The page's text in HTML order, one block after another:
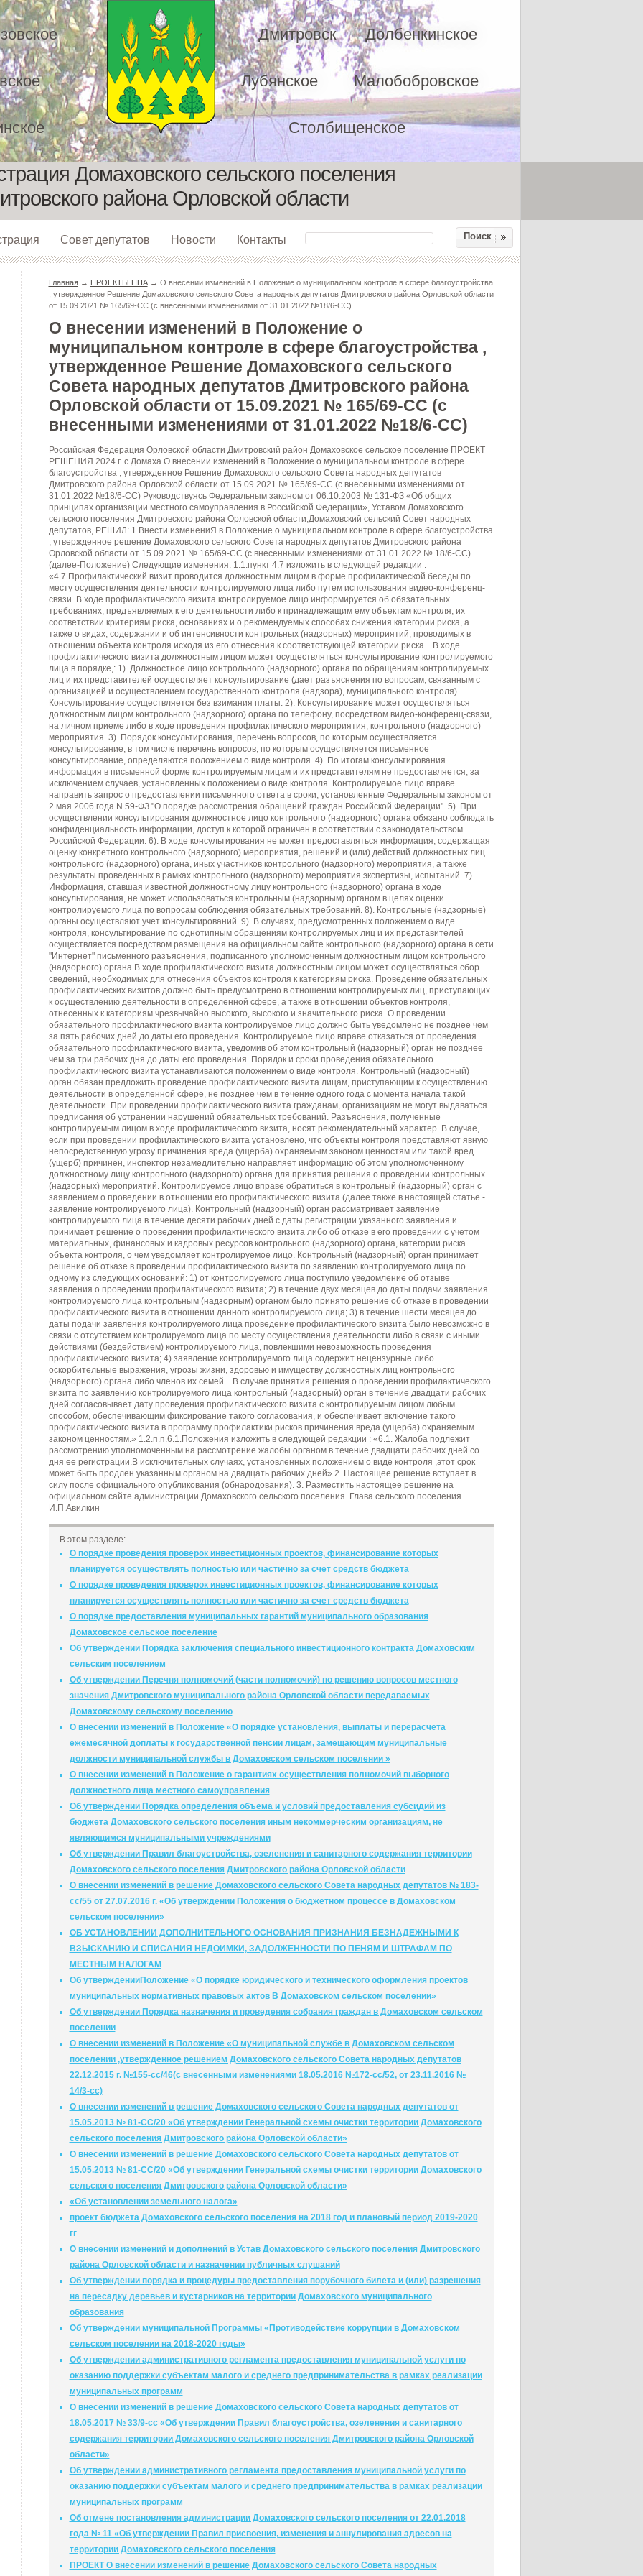
Дмитровск Долбенкинское
Лубянское Малобобровское
Столбищенское
Совет депутатов Новости Контакты
Домаховского сельского поселения
района Орловской области
Поиск
Главная→ ПРОЕКТЫ НПА→ О внесении изменений в Положение о муниципальном контроле в сфере благоустройства
, утвержденное Решение Домаховского сельского Совета народных депутатов Дмитровского района Орловской области
от 15.09.2021 № 165/69-СС (с внесенными изменениями от 31.01.2022 №18/6-СС)
О внесении изменений в Положение о
муниципальном контроле в сфере благоустройства ,
утвержденное Решение Домаховского сельского
Совета народных депутатов Дмитровского района
Орловской области от 15.09.2021 № 165/69-СС (с
внесенными изменениями от 31.01.2022 №18/6-СС)
Российская Федерация Орловской области Дмитровский район Домаховское сельское поселение ПРОЕКТ
РЕШЕНИЯ 2024 г. с.Домаха О внесении изменений в Положение о муниципальном контроле в сфере
благоустройства , утвержденное Решение Домаховского сельского Совета народных депутатов
Дмитровского района Орловской области от 15.09.2021 № 165/69-СС (с внесенными изменениями от
31.01.2022 №18/6-СС) Руководствуясь Федеральным законом от 06.10.2003 № 131-ФЗ «Об общих
принципах организации местного самоуправления в Российской Федерации», Уставом Домаховского
сельского поселения Дмитровского района Орловской области,Домаховский сельский Совет народных
депутатов, РЕШИЛ: 1.Внести изменениЯ в Положение о муниципальном контроле в сфере благоустройства
, утвержденное решение Домаховского сельского Совета народных депутатов Дмитровского района
Орловской области от 15.09.2021 № 165/69-СС (с внесенными изменениями от 31.01.2022 № 18/6-СС)
(далее-Положение) Следующие изменения: 1.1.пункт 4.7 изложить в следующей редакции :
«4.7.Профилактический визит проводится должностным лицом в форме профилактической беседы по
месту осуществления деятельности контролируемого лица либо путем использования видео-конференц-
связи. В ходе профилактического визита контролируемое лицо информируется об обязательных
требованиях, предъявляемых к его деятельности либо к принадлежащим ему объектам контроля, их
соответствии критериям риска, основаниях и о рекомендуемых способах снижения категории риска, а
также о видах, содержании и об интенсивности контрольных (надзорных) мероприятий, проводимых в
отношении объекта контроля исходя из его отнесения к соответствующей категории риска. . В ходе
профилактического визита должностным лицом может осуществляться консультирование контролируемого
лица в порядке,: 1). Должностное лицо контрольного (надзорного) органа по обращениям контролируемых
лиц и их представителей осуществляет консультирование (дает разъяснения по вопросам, связанным с
организацией и осуществлением государственного контроля (надзора), муниципального контроля).
Консультирование осуществляется без взимания платы. 2). Консультирование может осуществляться
должностным лицом контрольного (надзорного) органа по телефону, посредством видео-конференц-связи,
на личном приеме либо в ходе проведения профилактического мероприятия, контрольного (надзорного)
мероприятия. 3). Порядок консультирования, перечень вопросов, по которым осуществляется
консультирование, в том числе перечень вопросов, по которым осуществляется письменное
консультирование, определяются положением о виде контроля. 4). По итогам консультирования
информация в письменной форме контролируемым лицам и их представителям не предоставляется, за
исключением случаев, установленных положением о виде контроля. Контролируемое лицо вправе
направить запрос о предоставлении письменного ответа в сроки, установленные Федеральным законом от
2 мая 2006 года N 59-ФЗ "О порядке рассмотрения обращений граждан Российской Федерации". 5). При
осуществлении консультирования должностное лицо контрольного (надзорного) органа обязано соблюдать
конфиденциальность информации, доступ к которой ограничен в соответствии с законодательством
Российской Федерации. 6). В ходе консультирования не может предоставляться информация, содержащая
оценку конкретного контрольного (надзорного) мероприятия, решений и (или) действий должностных лиц
контрольного (надзорного) органа, иных участников контрольного (надзорного) мероприятия, а также
результаты проведенных в рамках контрольного (надзорного) мероприятия экспертизы, испытаний. 7).
Информация, ставшая известной должностному лицу контрольного (надзорного) органа в ходе
консультирования, не может использоваться контрольным (надзорным) органом в целях оценки
контролируемого лица по вопросам соблюдения обязательных требований. 8). Контрольные (надзорные)
органы осуществляют учет консультирований. 9). В случаях, предусмотренных положением о виде
контроля, консультирование по однотипным обращениям контролируемых лиц и их представителей
осуществляется посредством размещения на официальном сайте контрольного (надзорного) органа в сети
"Интернет" письменного разъяснения, подписанного уполномоченным должностным лицом контрольного
(надзорного) органа В ходе профилактического визита должностным лицом может осуществляться сбор
сведений, необходимых для отнесения объектов контроля к категориям риска. Проведение обязательных
профилактических визитов должно быть предусмотрено в отношении контролируемых лиц, приступающих
к осуществлению деятельности в определенной сфере, а также в отношении объектов контроля,
отнесенных к категориям чрезвычайно высокого, высокого и значительного риска. О проведении
обязательного профилактического визита контролируемое лицо должно быть уведомлено не позднее чем
за пять рабочих дней до даты его проведения. Контролируемое лицо вправе отказаться от проведения
обязательного профилактического визита, уведомив об этом контрольный (надзорный) орган не позднее
чем за три рабочих дня до даты его проведения. Порядок и сроки проведения обязательного
профилактического визита устанавливаются положением о виде контроля. Контрольный (надзорный)
орган обязан предложить проведение профилактического визита лицам, приступающим к осуществлению
деятельности в определенной сфере, не позднее чем в течение одного года с момента начала такой
деятельности. При проведении профилактического визита гражданам, организациям не могут выдаваться
предписания об устранении нарушений обязательных требований. Разъяснения, полученные
контролируемым лицом в ходе профилактического визита, носят рекомендательный характер. В случае,
если при проведении профилактического визита установлено, что объекты контроля представляют явную
непосредственную угрозу причинения вреда (ущерба) охраняемым законом ценностям или такой вред
(ущерб) причинен, инспектор незамедлительно направляет информацию об этом уполномоченному
должностному лицу контрольного (надзорного) органа для принятия решения о проведении контрольных
(надзорных) мероприятий. Контролируемое лицо вправе обратиться в контрольный (надзорный) орган с
заявлением о проведении в отношении его профилактического визита (далее также в настоящей статье -
заявление контролируемого лица). Контрольный (надзорный) орган рассматривает заявление
контролируемого лица в течение десяти рабочих дней с даты регистрации указанного заявления и
принимает решение о проведении профилактического визита либо об отказе в его проведении с учетом
материальных, финансовых и кадровых ресурсов контрольного (надзорного) органа, категории риска
объекта контроля, о чем уведомляет контролируемое лицо. Контрольный (надзорный) орган принимает
решение об отказе в проведении профилактического визита по заявлению контролируемого лица по
одному из следующих оснований: 1) от контролируемого лица поступило уведомление об отзыве
заявления о проведении профилактического визита; 2) в течение двух месяцев до даты подачи заявления
контролируемого лица контрольным (надзорным) органом было принято решение об отказе в проведении
профилактического визита в отношении данного контролируемого лица; 3) в течение шести месяцев до
даты подачи заявления контролируемого лица проведение профилактического визита было невозможно в
связи с отсутствием контролируемого лица по месту осуществления деятельности либо в связи с иными
действиями (бездействием) контролируемого лица, повлекшими невозможность проведения
профилактического визита; 4) заявление контролируемого лица содержит нецензурные либо
оскорбительные выражения, угрозы жизни, здоровью и имуществу должностных лиц контрольного
(надзорного) органа либо членов их семей. . В случае принятия решения о проведении профилактического
визита по заявлению контролируемого лица контрольный (надзорный) орган в течение двадцати рабочих
дней согласовывает дату проведения профилактического визита с контролируемым лицом любым
способом, обеспечивающим фиксирование такого согласования, и обеспечивает включение такого
профилактического визита в программу профилактики рисков причинения вреда (ущерба) охраняемым
законом ценностям.» 1.2.п.п.6.1.Положения изложить в следующей редакции : «6.1. Жалоба подлежит
рассмотрению уполномоченным на рассмотрение жалобы органом в течение двадцати рабочих дней со
дня ее регистрации.В исключительных случаях, установленных положением о виде контроля ,этот срок
может быть продлен указанным органом на двадцать рабочих дней» 2. Настоящее решение вступает в
силу после официального опубликования (обнародования). 3. Разместить настоящее решение на
официальном сайте администрации Домаховского сельского поселения. Глава сельского поселения
И.П.Авилкин
В этом разделе:
О порядке проведения проверок инвестиционных проектов, финансирование которых
планируется осуществлять полностью или частично за счет средств бюджета
О порядке проведения проверок инвестиционных проектов, финансирование которых
планируется осуществлять полностью или частично за счет средств бюджета
О порядке предоставления муниципальных гарантий муниципального образования
Домаховское сельское поселение
Об утверждении Порядка заключения специального инвестиционного контракта Домаховским
сельским поселением
Об утверждении Перечня полномочий (части полномочий) по решению вопросов местного
значения Дмитровского муниципального района Орловской области передаваемых
Домаховскому сельскому поселению
О внесении изменений в Положение «О порядке установления, выплаты и перерасчета
ежемесячной доплаты к государственной пенсии лицам, замещающим муниципальные
должности муниципальной службы в Домаховском сельском поселении »
О внесении изменений в Положение о гарантиях осуществления полномочий выборного
должностного лица местного самоуправления
Об утверждении Порядка определения объема и условий предоставления субсидий из
бюджета Домаховского сельского поселения иным некоммерческим организациям, не
являющимся муниципальными учреждениями
Об утверждении Правил благоустройства, озеленения и санитарного содержания территории
Домаховского сельского поселения Дмитровского района Орловской области
О внесении изменений в решение Домаховского сельского Совета народных депутатов № 183-
сс/55 от 27.07.2016 г. «Об утверждении Положения о бюджетном процессе в Домаховском
сельском поселении»
ОБ УСТАНОВЛЕНИИ ДОПОЛНИТЕЛЬНОГО ОСНОВАНИЯ ПРИЗНАНИЯ БЕЗНАДЕЖНЫМИ К
ВЗЫСКАНИЮ И СПИСАНИЯ НЕДОИМКИ, ЗАДОЛЖЕННОСТИ ПО ПЕНЯМ И ШТРАФАМ ПО
МЕСТНЫМ НАЛОГАМ
Об утвержденииПоложение «О порядке юридического и технического оформления проектов
муниципальных нормативных правовых актов В Домаховском сельском поселении»
Об утверждении Порядка назначения и проведения собрания граждан в Домаховском сельском
поселении
О внесении изменений в Положение «О муниципальной службе в Домаховском сельском
поселении ,утвержденное решением Домаховского сельского Совета народных депутатов
22.12.2015 г. №155-сс/46(с внесенными изменениями 18.05.2016 №172-сс/52, от 23.11.2016 №
14/3-сс)
О внесении изменений в решение Домаховского сельского Совета народных депутатов от
15.05.2013 № 81-СС/20 «Об утверждении Генеральной схемы очистки территории Домаховского
сельского поселения Дмитровского района Орловской области»
О внесении изменений в решение Домаховского сельского Совета народных депутатов от
15.05.2013 № 81-СС/20 «Об утверждении Генеральной схемы очистки территории Домаховского
сельского поселения Дмитровского района Орловской области»
«Об установлении земельного налога»
проект бюджета Домаховского сельского поселения на 2018 год и плановый период 2019-2020
гг
О внесении изменений и дополнений в Устав Домаховского сельского поселения Дмитровского
района Орловской области и назначении публичных слушаний
Об утверждении порядка и процедуры предоставления порубочного билета и (или) разрешения
на пересадку деревьев и кустарников на территории Домаховского муниципального
образования
Об утверждении муниципальной Программы «Противодействие коррупции в Домаховском
сельском поселении на 2018-2020 годы»
Об утверждении административного регламента предоставления муниципальной услуги по
оказанию поддержки субъектам малого и среднего предпринимательства в рамках реализации
муниципальных программ
О внесении изменений в решение Домаховского сельского Совета народных депутатов от
18.05.2017 № 33/9-сс «Об утверждении Правил благоустройства, озеленения и санитарного
содержания территории Домаховского сельского поселения Дмитровского района Орловской
области»
Об утверждении административного регламента предоставления муниципальной услуги по
оказанию поддержки субъектам малого и среднего предпринимательства в рамках реализации
муниципальных программ
Об отмене постановления администрации Домаховского сельского поселения от 22.01.2018
года № 11 «Об утверждении Правил присвоения, изменения и аннулирования адресов на
территории Домаховского сельского поселения
ПРОЕКТ О внесении изменений в решение Домаховского сельского Совета народных